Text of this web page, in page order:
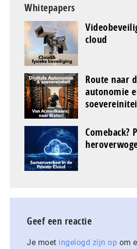
Whitepapers
cloud
Route naar
autonomie
Comeback?
Geef een reactie
Je moet ingelogd zijn op om